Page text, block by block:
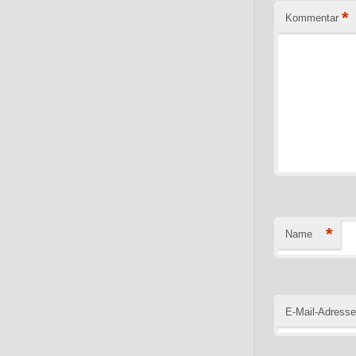
Kommentar *
Name *
E-Mail-Adresse